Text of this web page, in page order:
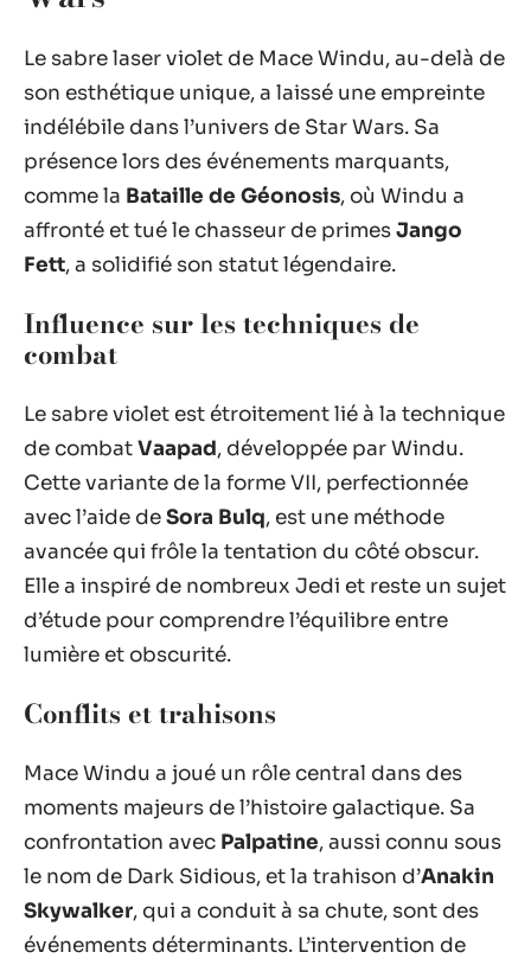
Le sabre laser violet de Mace Windu, au-delà de
son esthétique unique, a laissé une empreinte
indélébile dans l’univers de Star Wars. Sa
présence lors des événements marquants,
comme la Bataille de Géonosis, où Windu a
affronté et tué le chasseur de primesJango
Fett, a solidifié son statut légendaire.
Influence sur les techniques de
combat
Le sabre violet est étroitement lié à la technique
de combatVaapad, développée par Windu.
Cette variante de la forme VII, perfectionnée
avec l’aide deSora Bulq, est une méthode
avancée qui frôle la tentation du côté obscur.
Elle a inspiré de nombreux Jedi et reste un sujet
d’étude pour comprendre l’équilibre entre
lumière et obscurité.
Conflits et trahisons
Mace Windu a joué un rôle central dans des
moments majeurs de l’histoire galactique. Sa
confrontation avec Palpatine, aussi connu sous
le nom de Dark Sidious, et la trahison d’Anakin
Skywalker, qui a conduit à sa chute, sont des
événements déterminants. L’intervention de